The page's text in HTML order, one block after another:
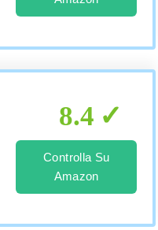
8.4
Controlla Su
Amazon